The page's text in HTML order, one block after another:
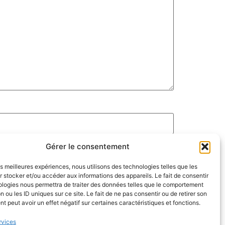
Gérer le consentement
meilleures expériences, nous utilisons des technologies telles que les
stocker et/ou accéder aux informations des appareils. Le fait de consentir
nous permettra de traiter des données telles que le comportement
ou les ID uniques sur ce site. Le fait de ne pas consentir ou de retirer son
peut avoir un effet négatif sur certaines caractéristiques et fonctions.